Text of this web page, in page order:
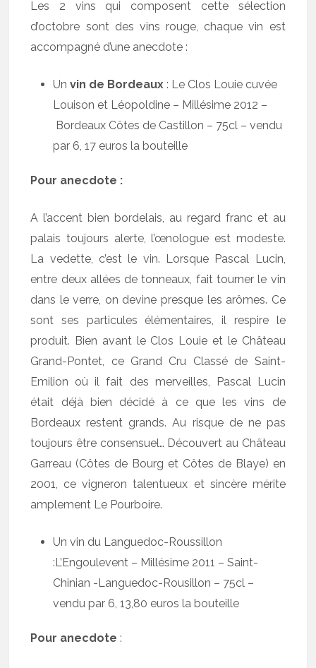
Les 2 vins qui composent cette sélection
d’octobre sont des vins rouge, chaque vin est
accompagné d’une anecdote :
Un vin de Bordeaux : Le Clos Louie cuvée
Louison et Léopoldine – Millésime 2012 –
Bordeaux Côtes de Castillon – 75cl – vendu
par 6, 17 euros la bouteille
Pour anecdote :
A l’accent bien bordelais, au regard franc et au
palais toujours alerte, l’œnologue est modeste.
La vedette, c’est le vin. Lorsque Pascal Lucin,
entre deux allées de tonneaux, fait tourner le vin
dans le verre, on devine presque les arômes. Ce
sont ses particules élémentaires, il respire le
produit. Bien avant le Clos Louie et le Château
Grand-Pontet, ce Grand Cru Classé de Saint-
Emilion où il fait des merveilles, Pascal Lucin
était déjà bien décidé à ce que les vins de
Bordeaux restent grands. Au risque de ne pas
toujours être consensuel… Découvert au Château
Garreau (Côtes de Bourg et Côtes de Blaye) en
2001, ce vigneron talentueux et sincère mérite
amplement Le Pourboire.
Un vin du Languedoc-Roussillon
:L’Engoulevent – Millésime 2011 – Saint-
Chinian -Languedoc-Rousillon – 75cl –
vendu par 6, 13,80 euros la bouteille
Pour anecdote :